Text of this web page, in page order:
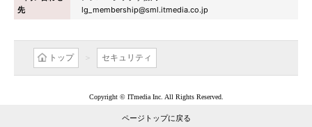
先
lg_membership@sml.itmedia.co.jp
トップ セキュリティ
Copyright © ITmedia Inc. All Rights Reserved.
ページトップに戻る